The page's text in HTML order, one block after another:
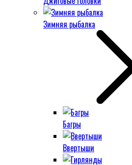
Зимняя рыбалка
Багры
Ввертыши